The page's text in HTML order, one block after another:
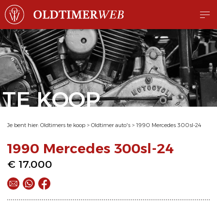
TE KOOP
Je bent hier: Oldtimers te koop > Oldtimer auto's > 1990 Mercedes 300sl-24
1990 Mercedes 300sl-24
€ 17.000